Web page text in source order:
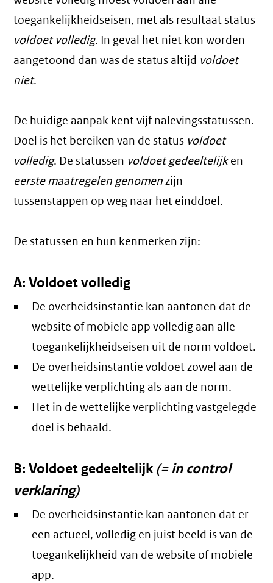
toegankelijkheidseisen, met als resultaat status
voldoet volledig. In geval het niet kon worden
aangetoond dan was de status altijd voldoet
niet.
De huidige aanpak kent vijf nalevingsstatussen.
Doel is het bereiken van de status voldoet
volledig. De statussen voldoet gedeeltelijken
eerste maatregelen genomenzijn
tussenstappen op weg naar het einddoel.
De statussen en hun kenmerken zijn:
A: Voldoet volledig
De overheidsinstantie kan aantonen dat de
website of mobiele app volledig aan alle
toegankelijkheidseisen uit de norm voldoet.
De overheidsinstantie voldoet zowel aan de
wettelijke verplichting als aan de norm.
Het in de wettelijke verplichting vastgelegde
doel is behaald.
B: Voldoet gedeeltelijk(= in control
verklaring)
De overheidsinstantie kan aantonen dat er
een actueel, volledig en juist beeld is van de
toegankelijkheid van de website of mobiele
app.